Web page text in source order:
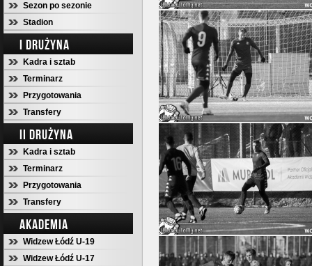
Sezon po sezonie
Stadion
I DRUŻYNA
Kadra i sztab
Terminarz
Przygotowania
Transfery
II DRUŻYNA
Kadra i sztab
Terminarz
Przygotowania
Transfery
AKADEMIA
Widzew Łódź U-19
Widzew Łódź U-17